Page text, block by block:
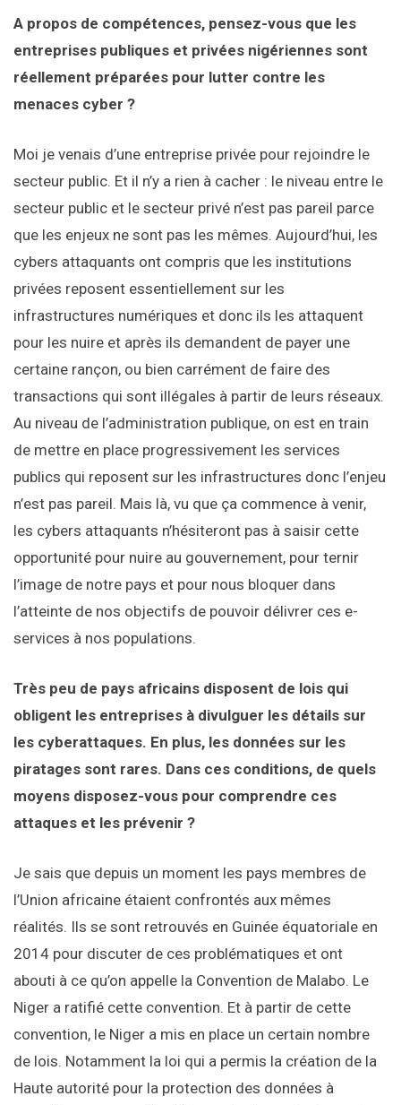
A propos de compétences, pensez-vous que les
entreprises publiques et privées nigériennes sont
réellement préparées pour lutter contre les
menaces cyber ?
Moi je venais d’une entreprise privée pour rejoindre le
secteur public. Et il n’y a rien à cacher : le niveau entre le
secteur public et le secteur privé n’est pas pareil parce
que les enjeux ne sont pas les mêmes. Aujourd’hui, les
cybers attaquants ont compris que les institutions
privées reposent essentiellement sur les
infrastructures numériques et donc ils les attaquent
pour les nuire et après ils demandent de payer une
certaine rançon, ou bien carrément de faire des
transactions qui sont illégales à partir de leurs réseaux.
Au niveau de l’administration publique, on est en train
de mettre en place progressivement les services
publics qui reposent sur les infrastructures donc l’enjeu
n’est pas pareil. Mais là, vu que ça commence à venir,
les cybers attaquants n’hésiteront pas à saisir cette
opportunité pour nuire au gouvernement, pour ternir
l’image de notre pays et pour nous bloquer dans
l’atteinte de nos objectifs de pouvoir délivrer ces e-
services à nos populations.
Très peu de pays africains disposent de lois qui
obligent les entreprises à divulguer les détails sur
les cyberattaques. En plus, les données sur les
piratages sont rares. Dans ces conditions, de quels
moyens disposez-vous pour comprendre ces
attaques et les prévenir ?
Je sais que depuis un moment les pays membres de
l’Union africaine étaient confrontés aux mêmes
réalités. Ils se sont retrouvés en Guinée équatoriale en
2014 pour discuter de ces problématiques et ont
abouti à ce qu’on appelle la Convention de Malabo. Le
Niger a ratifié cette convention. Et à partir de cette
convention, le Niger a mis en place un certain nombre
de lois. Notamment la loi qui a permis la création de la
Haute autorité pour la protection des données à